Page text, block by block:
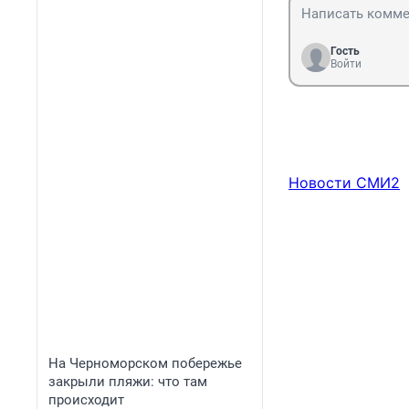
На Черноморском побережье
закрыли пляжи: что там
происходит
Гость
Войти
Новости СМИ2